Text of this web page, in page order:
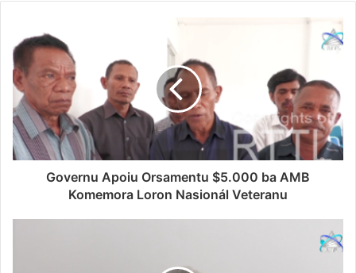
Governu Apoiu Orsamentu $5.000 ba AMB
Komemora Loron Nasionál Veteranu